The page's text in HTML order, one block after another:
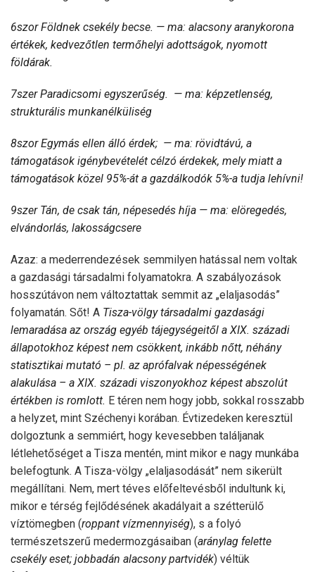
6szor Földnek csekély becse. — ma: alacsony aranykorona
értékek, kedvezőtlen termőhelyi adottságok, nyomott
földárak.
7szer Paradicsomi egyszerűség. — ma: képzetlenség,
strukturális munkanélküliség
8szor Egymás ellen álló érdek; — ma: rövidtávú, a
támogatások igénybevételét célzó érdekek, mely miatt a
támogatások közel 95%-át a gazdálkodók 5%-a tudja lehívni!
9szer Tán, de csak tán, népesedés híja — ma: elöregedés,
elvándorlás, lakosságcsere
Azaz: a mederrendezések semmilyen hatással nem voltak
a gazdasági társadalmi folyamatokra. A szabályozások
hosszútávon nem változtattak semmit az „elaljasodás”
folyamatán. Sőt! A Tisza-völgy társadalmi gazdasági
lemaradása az ország egyéb tájegységeitől a XIX. századi
állapotokhoz képest nem csökkent, inkább nőtt, néhány
statisztikai mutató – pl. az aprófalvak népességének
alakulása – a XIX. századi viszonyokhoz képest abszolút
értékben is romlott. E téren nem hogy jobb, sokkal rosszabb
a helyzet, mint Széchenyi korában. Évtizedeken keresztül
dolgoztunk a semmiért, hogy kevesebben találjanak
létlehetőséget a Tisza mentén, mint mikor e nagy munkába
belefogtunk. A Tisza-völgy „elaljasodását” nem sikerült
megállítani. Nem, mert téves előfeltevésből indultunk ki,
mikor e térség fejlődésének akadályait a szétterülő
víztömegben (roppant vízmennyiség), s a folyó
természetszerű medermozgásaiban (aránylag felette
csekély eset; jobbadán alacsony partvidék) véltük